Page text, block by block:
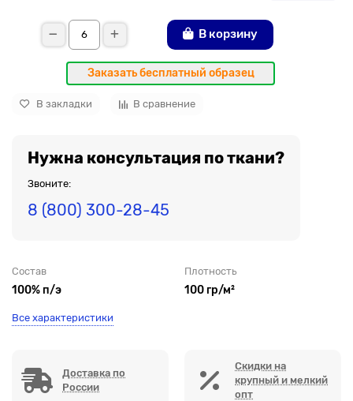
В корзину
Заказать бесплатный образец
В закладки В сравнение
Нужна консультация по ткани?
Звоните:
8 (800) 300-28-45
Состав
100% п/э
Плотность
100 гр/м²
Все характеристики
Доставка по
России
Скидки на
крупный и мелкий
опт